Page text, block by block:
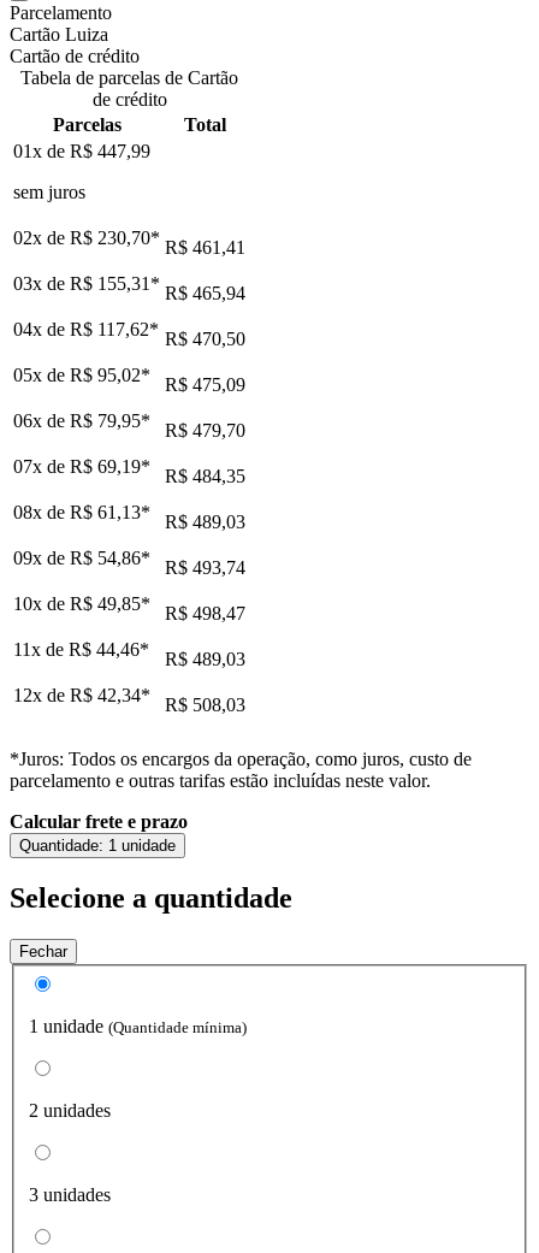
Parcelamento
Cartão Luiza
Cartão de crédito
Tabela de parcelas de Cartão
de crédito
Parcelas
Total
01x de R$ 447,99
sem juros
02x de R$ 230,70* R$ 461,41
03x de R$ 155,31 * R$ 465,94
04x de R$ 117,62* R$ 470,50
05x de R$ 95,02*
R$ 475,09
06x de R$ 79,95*
R$ 479,70
07x de R$ 69,19*
R$ 484,35
08x de R$ 61,13*
R$ 489,03
09x de R$ 54,86*
R$ 493,74
10x de R$ 49,85*
R$ 498,47
11x de R$ 44,46*
R$ 489,03
12x de R$ 42,34* R$ 508,03
*Juros: Todos os encargos da operação, como juros, custo de
parcelamento e outras tarifas estão incluídas neste valor.
Calcular frete e prazo
Quantidade: 1 unidade
Selecione a quantidade
Fechar
1 unidade (Quantidade mínima)
2 unidades
3 unidades